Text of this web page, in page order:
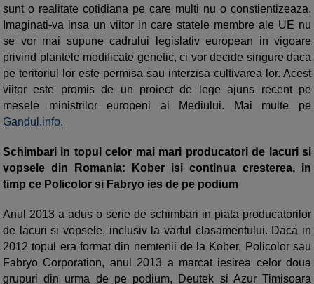
sunt o realitate cotidiana pe care multi nu o constientizeaza.
Imaginati-va insa un viitor in care statele membre ale UE nu
se vor mai supune cadrului legislativ european in vigoare
privind plantele modificate genetic, ci vor decide singure daca
pe teritoriul lor este permisa sau interzisa cultivarea lor. Acest
viitor este promis de un proiect de lege ajuns recent pe
mesele ministrilor europeni ai Mediului. Mai multe pe
Gandul.info.
Schimbari in topul celor mai mari producatori de lacuri si
vopsele din Romania: Kober isi continua cresterea, in
timp ce Policolor si Fabryo ies de pe podium
Anul 2013 a adus o serie de schimbari in piata producatorilor
de lacuri si vopsele, inclusiv la varful clasamentului. Daca in
2012 topul era format din nemtenii de la Kober, Policolor sau
Fabryo Corporation, anul 2013 a marcat iesirea celor doua
grupuri din urma de pe podium, Deutek si Azur Timisoara